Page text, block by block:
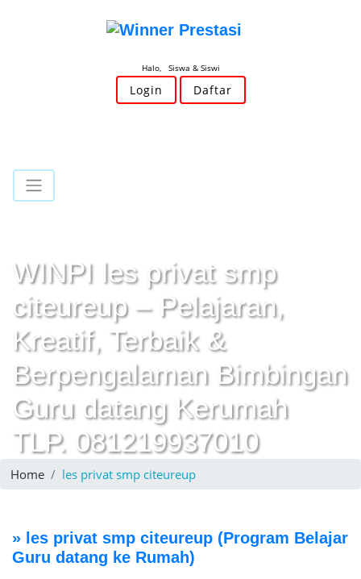
Halo, Siswa & Siswi
Login Daftar
WINPI les privat smp
citeureup – Pelajaran,
Kreatif, Terbaik &
Berpengalaman Bimbingan
Guru datang Kerumah
TLP. 081219937010
Home les privat smp citeureup
» les privat smp citeureup (Program Belajar
Guru datang ke Rumah)